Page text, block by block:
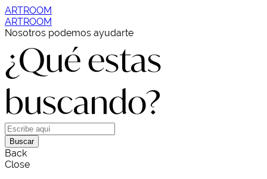
ARTROOM
ARTROOM
Nosotros podemos ayudarte
¿Qué estas
buscando?
Buscar
Back
Close